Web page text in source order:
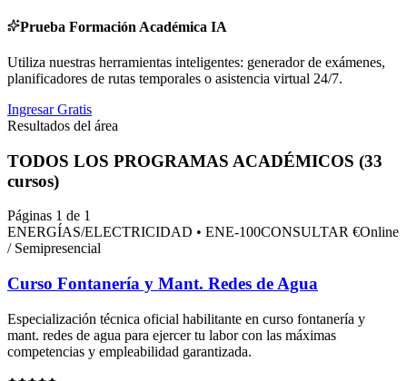
Prueba Formación Académica IA
Utiliza nuestras herramientas inteligentes: generador de exámenes,
planificadores de rutas temporales o asistencia virtual 24/7.
Ingresar Gratis
Resultados del área
TODOS LOS PROGRAMAS ACADÉMICOS (33
cursos)
Páginas 1 de 1
ENERGÍAS/ELECTRICIDAD • ENE-100CONSULTAR €Online
/ Semipresencial
Curso Fontanería y Mant. Redes de Agua
Especialización técnica oficial habilitante en curso fontanería y
mant. redes de agua para ejercer tu labor con las máximas
competencias y empleabilidad garantizada.